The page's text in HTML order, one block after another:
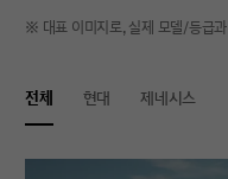
※ 대표 이미지로, 실제 모델/등급과
전체 현대 제네시스